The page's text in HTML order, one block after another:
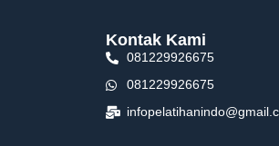
Kontak Kami
081229926675
081229926675